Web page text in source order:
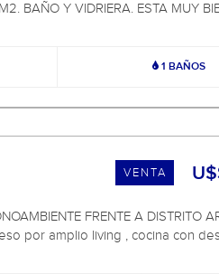
BAÑO Y VIDRIERA. ESTA MUY
1 BAÑOS
VENTA
FRENTE A DISTRITO
por amplio living , cocina con